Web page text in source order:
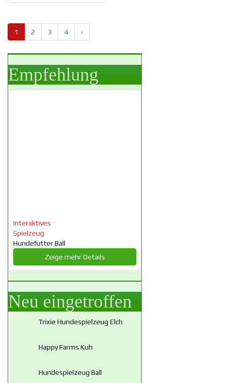
1 2 3 4 ›
Empfehlung
Interaktives
Spielzeug
Hundefutter Ball
Zeige mehr Details
Neu eingetroffen
Trixie Hundespielzeug Elch
Happy Farms Kuh
Hundespielzeug Ball